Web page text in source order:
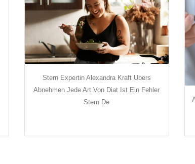
Stern Expertin Alexandra Kraft Ubers
Abnehmen Jede Art Von Diat Ist Ein Fehler
Stern De